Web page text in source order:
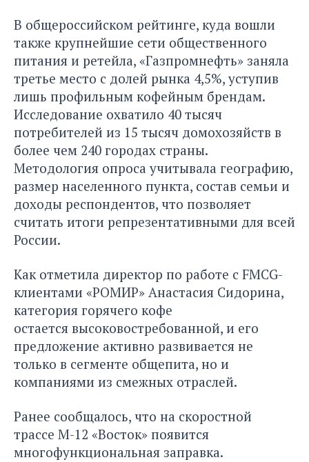
В общероссийском рейтинге, куда вошли
также крупнейшие сети общественного
питания и ретейла, «Газпромнефть» заняла
третье место с долей рынка 4,5%, уступив
лишь профильным кофейным брендам.
Исследование охватило 40 тысяч
потребителей из 15 тысяч домохозяйств в
более чем 240 городах страны.
Методология опроса учитывала географию,
размер населенного пункта, состав семьи и
доходы респондентов, что позволяет
считать итоги репрезентативными для всей
России.
Как отметила директор по работе с FMCG-
клиентами «РОМИР» Анастасия Сидорина,
категория горячего кофе
остается высоковостребованной, и его
предложение активно развивается не
только в сегменте общепита, но и
компаниями из смежных отраслей.
Ранее сообщалось, что на скоростной
трассе М-12 «Восток» появится
многофункциональная заправка.